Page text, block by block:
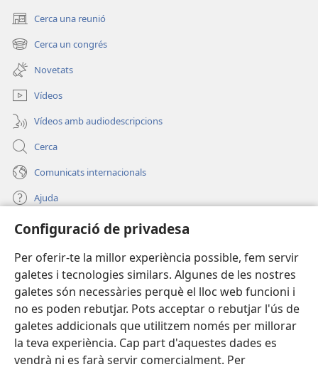
Configuració de privadesa
Per oferir-te la millor experiència possible, fem servir
galetes i tecnologies similars. Algunes de les nostres
galetes són necessàries perquè el lloc web funcioni i
no es poden rebutjar. Pots acceptar o rebutjar l'ús de
galetes addicionals que utilitzem només per millorar
la teva experiència. Cap part d'aquestes dades es
vendrà ni es farà servir comercialment. Per
Cerca una reunió
(obre
una
finestra
nova)
Cerca un congrés
(obre
una
finestra
nova)
Novetats
Vídeos
Vídeos amb audiodescripcions
Cerca
Comunicats internacionals
Ajuda
Donacions
una
nova)
BIBLIOTECA EN LÍNIA Watchtower™
(obre
una
finestra
nova)
JW Hub
(obre
una
finestra
®